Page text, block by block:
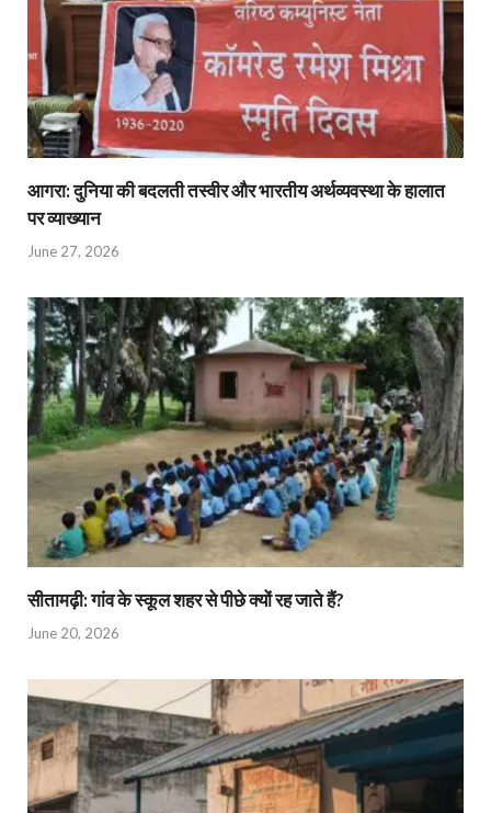
आगरा: दुनिया की बदलती तस्वीर और भारतीय अर्थव्यवस्था के हालात
पर व्याख्यान
June 27, 2026
सीतामढ़ी: गांव के स्कूल शहर से पीछे क्यों रह जाते हैं?
June 20, 2026